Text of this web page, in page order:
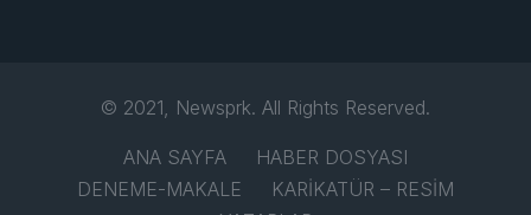
© 2021, Newsprk. All Rights Reserved.
ANA SAYFA
HABER DOSYASI
DENEME-MAKALE
KARİKATÜR – RESİM